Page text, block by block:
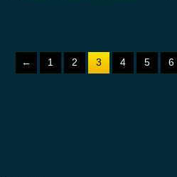
← 1 2 3 4 5 6